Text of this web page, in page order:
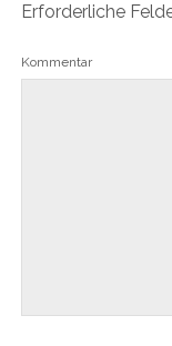
Erforderliche
Kommentar